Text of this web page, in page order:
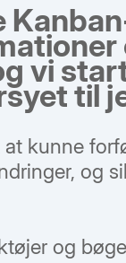
vi
til
kunne
og
og